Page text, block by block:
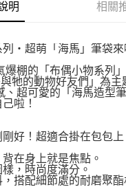
明 相關
・超萌「海馬」筆袋來
爆棚的「布偶小物系列
與牠的動物好友們」為
、超可愛的「海馬造型
啦！
好！超適合掛在包包
在身上就是焦點。
，時尚度滿分。
搭配細節處的耐磨聚